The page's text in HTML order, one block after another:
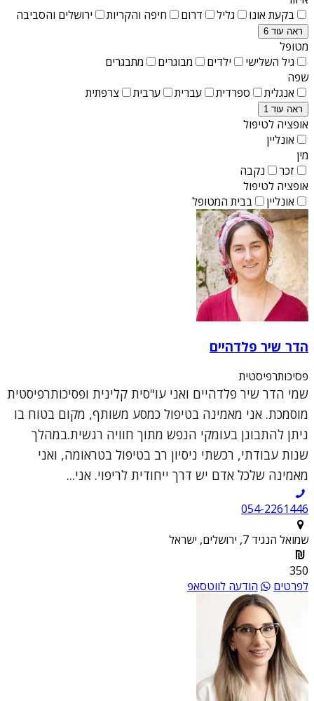
בקעת אונו
גליל דרום חיפה והקריות ירושלים והסביבה
ראה עוד 6
מטופל
גיל השלישי
ילדים מבוגרים
מתבגרים
שפה
אנגלית
ספרדית עברית ערבית צרפתית
ראה עוד 1
אופציה לטיפול
אונליין
מין
זכר
נקבה
אופציה לטיפול
אונליין
בבית המטופל
הדר שיר פלדהיים
פסיכותרפיסטית
שמי הדר שיר פלדהיים ואני עו"סית קלינית ופסיכותרפיסטית
מוסמכת. אני מאמינה בטיפול כמסע משותף, מקום בטוח בו
ניתן להתבונן בעומקי הנפש מתוך חוויה רגשית.במהלך
שנות עבודתי, רכשתי ניסיון רב בטיפול בטראומה, ואני
מאמינה שלכל אדם יש דרך ייחודית לריפוי. אני...
054-2261446
שמואל הנגיד 7, ירושלים, ישראל
350
לפרטים
הודעה לווטסאפ